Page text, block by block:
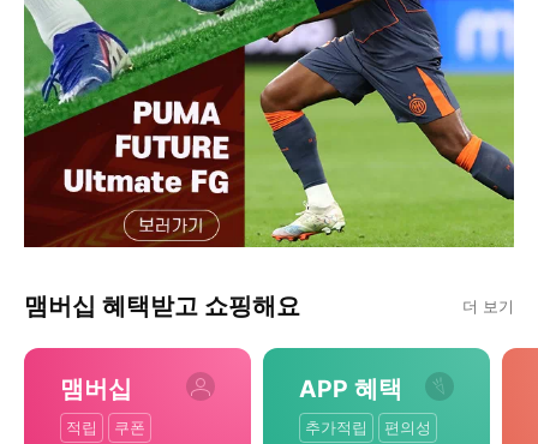
맴버십 혜택받고 쇼핑해요 더 보기
맴버십
적립 쿠폰
APP 혜택
추가적립 편의성